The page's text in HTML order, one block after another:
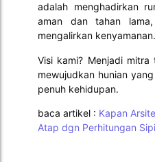
adalah menghadirkan
aman dan tahan
mengalirkan kenyamanan.
Visi kami? Menjadi
mewujudkan hunian
penuh kehidupan.
baca artikel : Kapan
Atap dgn Perhitungan